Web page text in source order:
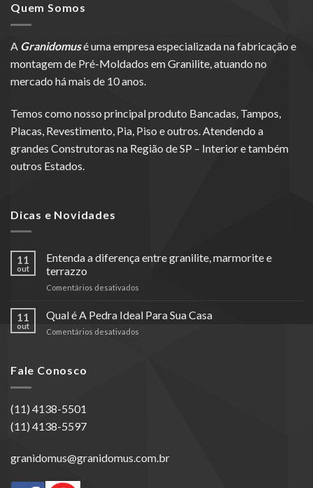
Quem Somos
A Granidomusé uma empresa especializada na fabricação e
montagem de Pré-Moldados em Granilite, atuando no
mercado há mais de 10 anos.
Temos como nosso principal produto Bancadas, Tampos,
Placas, Revestimento, Pia, Piso e outros. Atendendo a
grandes Construtoras na Região de SP – Interior e também
outros Estados.
Dicas e Novidades
11
out
Entenda a diferença entre granilite, marmorite e
terrazzo
Comentários desativados
a
11
out
Qual é A Pedra Ideal Para Sua Casa
Comentários desativados
Fale Conosco
(11) 4138-5501
(11) 4138-5597
granidomus@granidomus.com.br